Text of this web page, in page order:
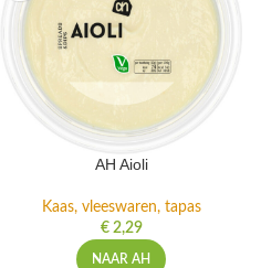
AH Aioli
Kaas, vleeswaren, tapas
€2,29
NAAR AH